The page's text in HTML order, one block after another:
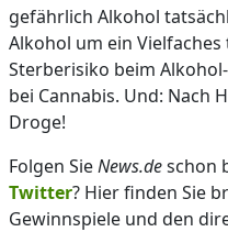
gefährlich Alkohol
Alkohol um ein
Sterberisiko beim
bei Cannabis. Und: Nach
Droge!
Folgen SieNews.deschon
Twitter? Hier finden Sie
Gewinnspiele und den